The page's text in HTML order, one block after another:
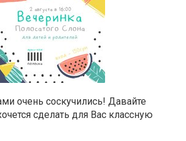
очень соскучились! Давайте
сделать для Вас классную